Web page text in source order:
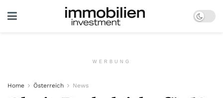
WERBUNG
Home Österreich News